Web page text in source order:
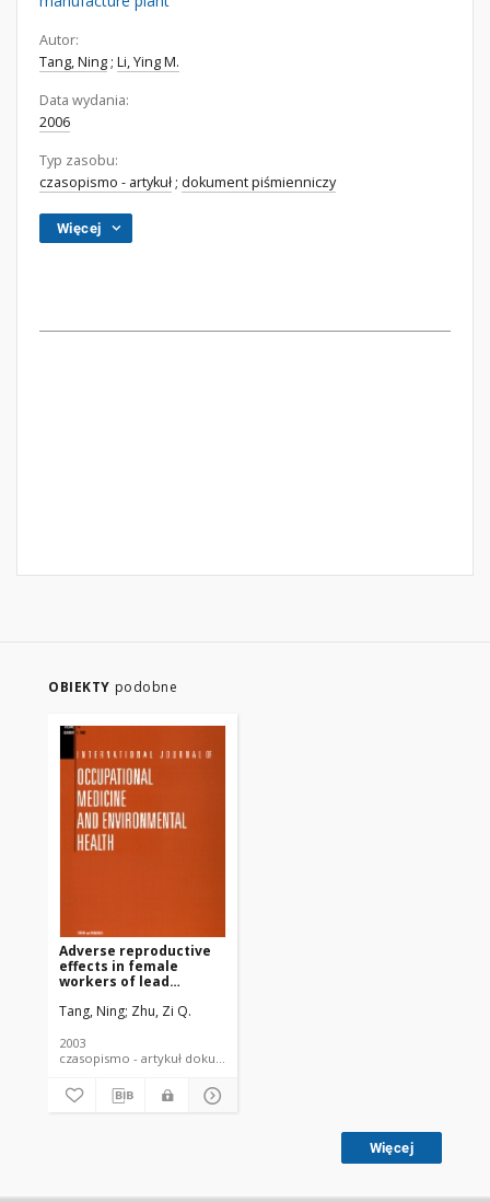
Autor:
Tang, Ning ; Li, Ying M.
Data wydania:
2006
Typ zasobu:
czasopismo - artykuł ; dokument piśmienniczy
Więcej
OBIEKTY podobne
Adverse reproductive
effects in female
workers of lead
Tang, Ning Zhu, Zi Q.
2003
czasopismo - artykuł dokument piśmienniczy
Więcej